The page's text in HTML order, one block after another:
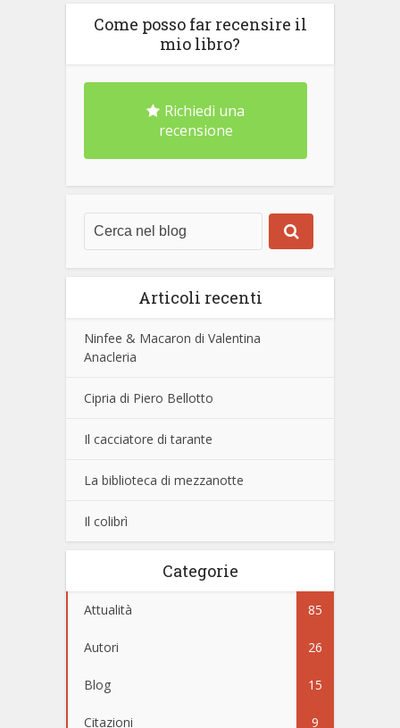
Come posso far recensire il
mio libro?
Richiedi una
recensione
Articoli recenti
Ninfee & Macaron di Valentina
Anacleria
Cipria di Piero Bellotto
Il cacciatore di tarante
La biblioteca di mezzanotte
Il colibrì
Categorie
Attualità 85
Autori 26
Blog 15
Citazioni 9